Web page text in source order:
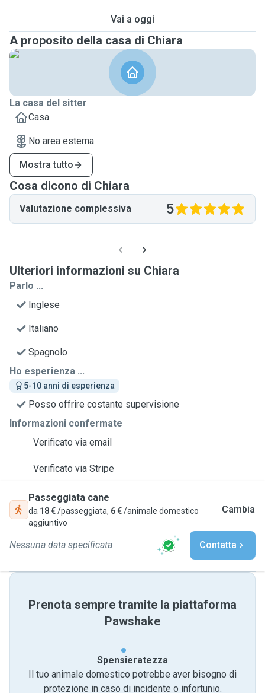
Vai a oggi
A proposito della casa di Chiara
La casa del sitter
Casa
No area esterna
Mostra tutto
Cosa dicono di Chiara
Valutazione complessiva 5
Ulteriori informazioni su Chiara
Parlo ...
Inglese
Italiano
Spagnolo
Ho esperienza ...
5-10 anni di esperienza
Posso offrire costante supervisione
Informazioni confermate
Verificato via email
Verificato via Stripe
Passeggiata cane
da 18 €/passeggiata, 6 €/animale domestico
aggiuntivo
Cambia
Nessuna data specificata Contatta
Prenota sempre tramite la piattaforma
Pawshake
Spensieratezza
Il tuo animale domestico potrebbe aver bisogno di
protezione in caso di incidente o infortunio.